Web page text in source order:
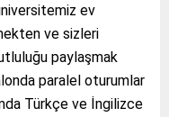
ev
ve sizleri
paylaşmak
paralel oturumlar
Türkçe ve İngilizce